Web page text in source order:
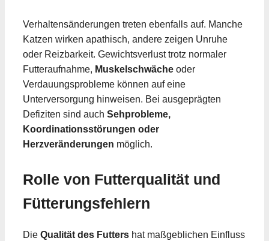
Verhaltensänderungen treten ebenfalls auf. Manche
Katzen wirken apathisch, andere zeigen Unruhe
oder Reizbarkeit. Gewichtsverlust trotz normaler
Futteraufnahme, Muskelschwäche oder
Verdauungsprobleme können auf eine
Unterversorgung hinweisen. Bei ausgeprägten
Defiziten sind auch Sehprobleme,
Koordinationsstörungen oder
Herzveränderungen möglich.
Rolle von Futterqualität und
Fütterungsfehlern
Die Qualität des Futters hat maßgeblichen Einfluss